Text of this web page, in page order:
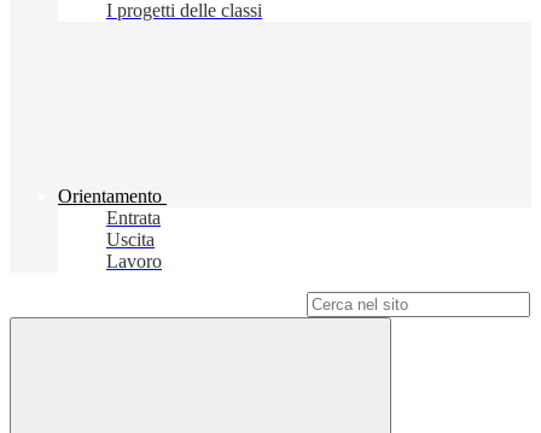
I progetti delle classi
Orientamento
Entrata
Uscita
Lavoro